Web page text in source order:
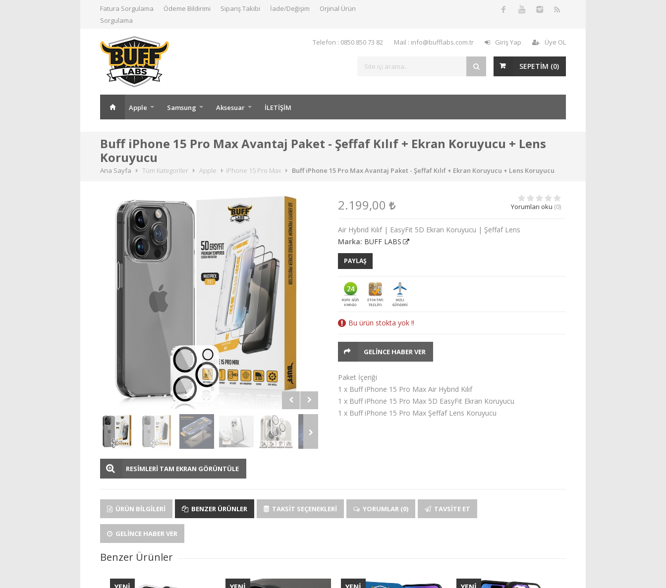
Fatura Sorgulama Ödeme Bildirimi Sipariş Takibi İade/Değişim
Orjinal Ürün
Sorgulama
Telefon : 0850 850 73 82 Mail : info@bufflabs.com.tr Giriş Yap Üye OL
SEPETİM (0)
Apple Samsung Aksesuar İLETİŞİM
Buff iPhone 15 Pro Max Avantaj Paket - Şeffaf Kılıf + Ekran Koruyucu + Lens
Koruyucu
Ana Sayfa Tüm Kategoriler Apple iPhone 15 Pro Max Buff iPhone 15 Pro Max Avantaj Paket - Şeffaf Kılıf + Ekran Koruyucu + Lens Koruyucu
RESİMLERİ TAM EKRAN GÖRÜNTÜLE
2.199,00 Yorumları oku (0)
Air Hybrid Kılıf | EasyFit 5D Ekran Koruyucu | Şeffaf Lens
Marka: BUFF LABS
PAYLAŞ
Bu ürün stokta yok !!
GELINCE HABER VER
Paket İçeriği
1 x Buff iPhone 15 Pro Max Air Hybrid Kılıf
1 x Buff iPhone 15 Pro Max 5D EasyFit Ekran Koruyucu
1 x Buff iPhone 15 Pro Max Şeffaf Lens Koruyucu
ÜRÜN BILGILERI BENZER ÜRÜNLER TAKSIT SEÇENEKLERI YORUMLAR (0) TAVSITE ET
GELINCE HABER VER
Benzer Ürünler